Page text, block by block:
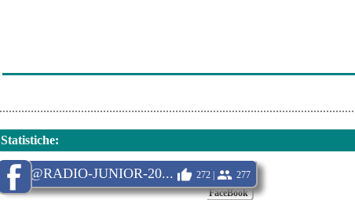
Statistiche:
FaceBook
@RADIO-JUNIOR-20... 272 | 277